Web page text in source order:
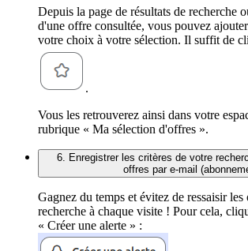
Depuis la page de résultats de recherche
d'une offre consultée, vous pouvez
votre choix à votre sélection. Il suffit de
.
Vous les retrouverez ainsi dans votre
rubrique « Ma sélection d'offres ».
6. Enregistrer les critères de votre
offres par e-mail
Gagnez du temps et évitez de ressaisir les
recherche à chaque visite ! Pour cela,
« Créer une alerte » :